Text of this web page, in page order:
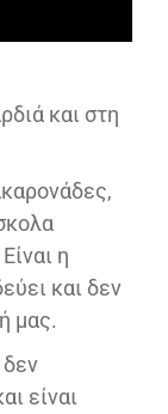
και στη
η
και δεν
μας.
είναι